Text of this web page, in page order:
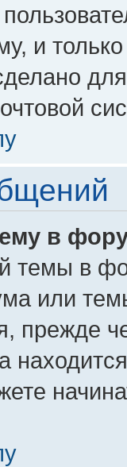
и
в
темы в
или
прежде